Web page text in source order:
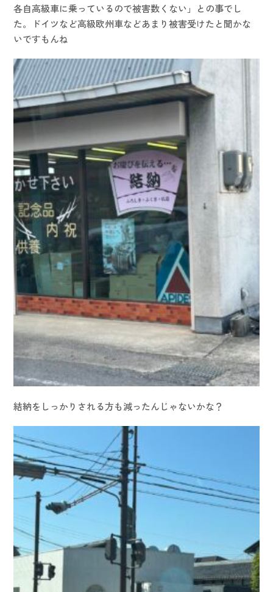
各自高級車に乗っているので被害数くない」との事でし
た。ドイツなど高級欧州車などあまり被害受けたと聞かな
いですもんね
結納をしっかりされる方も減ったんじゃないかな？